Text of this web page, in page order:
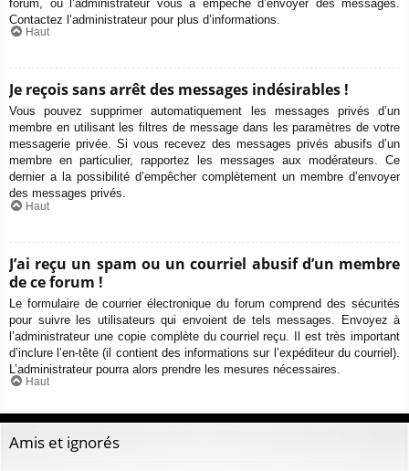
forum, ou l’administrateur vous a empêché d’envoyer des messages.
Contactez l’administrateur pour plus d’informations.
Haut
Je reçois sans arrêt des messages indésirables !
Vous pouvez supprimer automatiquement les messages privés d’un
membre en utilisant les filtres de message dans les paramètres de votre
messagerie privée. Si vous recevez des messages privés abusifs d’un
membre en particulier, rapportez les messages aux modérateurs. Ce
dernier a la possibilité d’empêcher complètement un membre d’envoyer
des messages privés.
Haut
J’ai reçu un spam ou un courriel abusif d’un membre
de ce forum !
Le formulaire de courrier électronique du forum comprend des sécurités
pour suivre les utilisateurs qui envoient de tels messages. Envoyez à
l’administrateur une copie complète du courriel reçu. Il est très important
d’inclure l’en-tête (il contient des informations sur l’expéditeur du courriel).
L’administrateur pourra alors prendre les mesures nécessaires.
Haut
Amis et ignorés